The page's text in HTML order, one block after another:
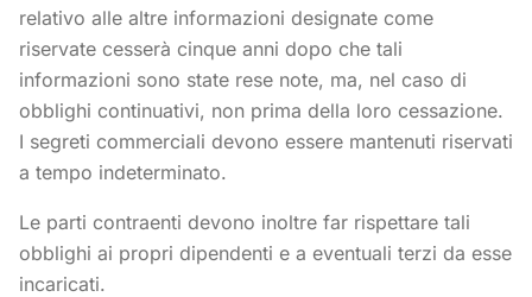
relativo alle altre informazioni designate come
riservate cesserà cinque anni dopo che tali
informazioni sono state rese note, ma, nel caso di
obblighi continuativi, non prima della loro cessazione.
I segreti commerciali devono essere mantenuti riservati
a tempo indeterminato.
Le parti contraenti devono inoltre far rispettare tali
obblighi ai propri dipendenti e a eventuali terzi da esse
incaricati.